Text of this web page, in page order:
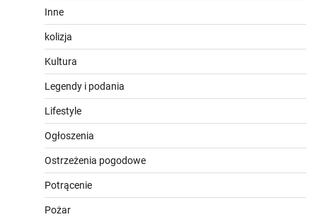
Inne
kolizja
Kultura
Legendy i podania
Lifestyle
Ogłoszenia
Ostrzeżenia pogodowe
Potrącenie
Pożar